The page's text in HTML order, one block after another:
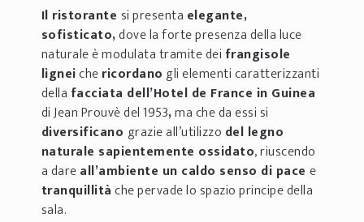
Il ristorante si presenta elegante,
sofisticato,dove la forte presenza della luce
naturale è modulata tramite dei frangisole
ligneichericordanogli elementi caratterizzanti
della facciata dell’Hotel de France in Guinea
di Jean Prouvè del 1953,ma che da essi si
diversificano grazie all’utilizzo del legno
naturale sapientemente ossidato, riuscendo
a dareall’ambiente un caldo senso di pacee
tranquillitàche pervade lo spazio principe della
sala.